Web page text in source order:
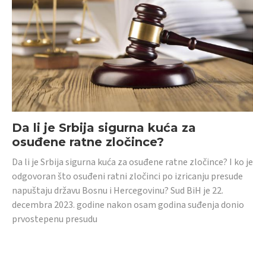
Da li je Srbija sigurna kuća za
osuđene ratne zločince?
Da li je Srbija sigurna kuća za osuđene ratne zločince? I ko je
odgovoran što osuđeni ratni zločinci po izricanju presude
napuštaju državu Bosnu i Hercegovinu? Sud BiH je 22.
decembra 2023. godine nakon osam godina suđenja donio
prvostepenu presudu